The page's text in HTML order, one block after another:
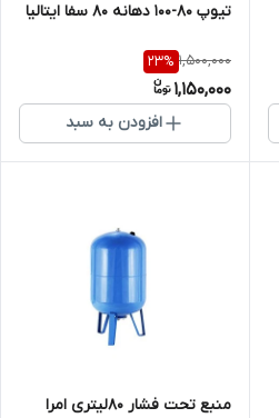
تیوپ 80-100 دهانه 80 سفا ایتالیا
1,500,000
23%
1,150,000
افزودن به سبد
منبع تحت فشار ۸۰لیتری امرا